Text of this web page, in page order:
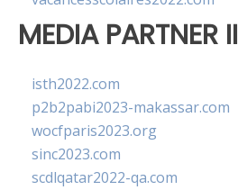
MEDIA PARTNER II
isth2022.com
p2b2pabi2023-makassar.com
wocfparis2023.org
sinc2023.com
scdlqatar2022-qa.com